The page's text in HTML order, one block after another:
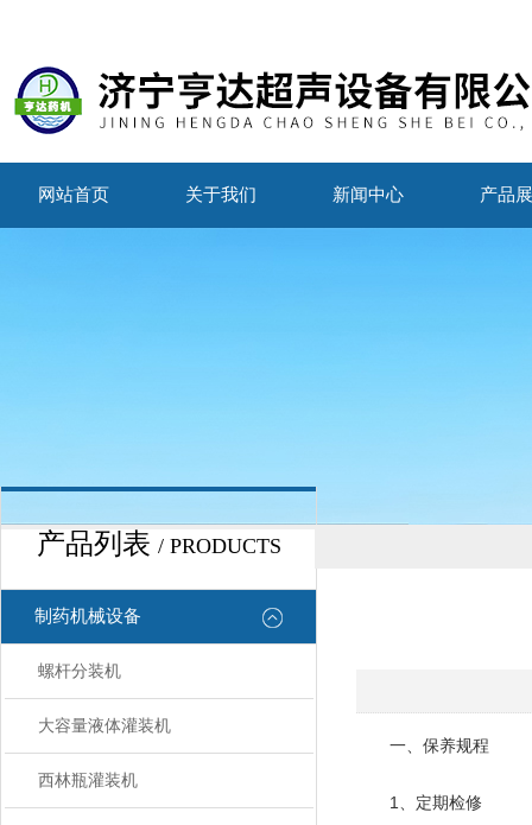
网站首页 关于我们 新闻中心 产品
产品列表 / PRODUCTS
制药机械设备
螺杆分装机
大容量液体灌装机
西林瓶灌装机
一、保养规程
1、定期检修